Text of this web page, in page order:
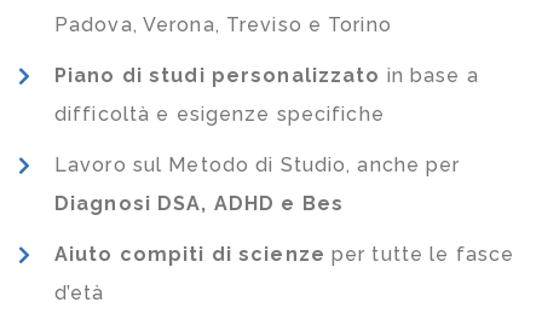
Padova, Verona, Treviso e Torino
Piano di studi personalizzato in base a
difficoltà e esigenze specifiche
Lavoro sul Metodo di Studio, anche per
Diagnosi DSA, ADHD e Bes
Aiuto compiti di scienze per tutte le fasce
d’età